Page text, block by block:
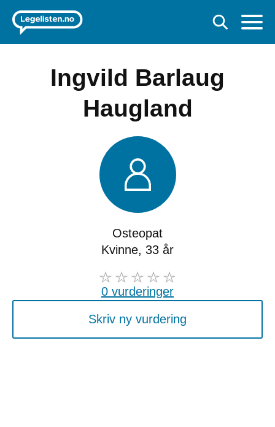
Ingvild Barlaug
Haugland
Osteopat
Kvinne, 33 år
0 vurderinger
Skriv ny vurdering